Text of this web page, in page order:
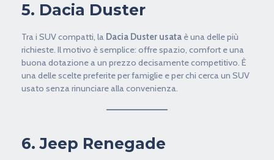
5. Dacia Duster
Tra i SUV compatti, la Dacia Duster usata è una delle più
richieste. Il motivo è semplice: offre spazio, comfort e una
buona dotazione a un prezzo decisamente competitivo. È
una delle scelte preferite per famiglie e per chi cerca un SUV
usato senza rinunciare alla convenienza.
6. Jeep Renegade